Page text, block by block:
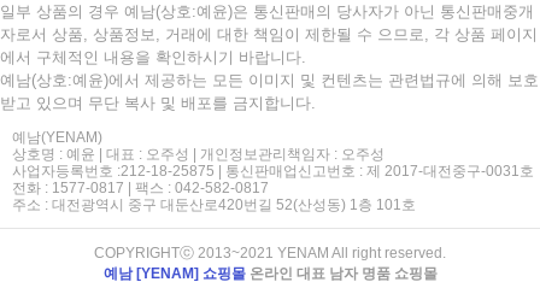
일부 상품의 경우 예남(상호:예윤)은 통신판매의 당사자가 아닌 통신판매중개
자로서 상품, 상품정보, 거래에 대한 책임이 제한될 수 으므로, 각 상품 페이지
에서 구체적인 내용을 확인하시기 바랍니다.
예남(상호:예윤)에서 제공하는 모든 이미지 및 컨텐츠는 관련법규에 의해 보호
받고 있으며 무단 복사 및 배포를 금지합니다.
예남(YENAM)
상호명 : 예윤 | 대표 : 오주성 | 개인정보관리책임자 : 오주성
사업자등록번호 :212-18-25875 | 통신판매업신고번호 : 제 2017-대전중구-0031호
전화 : 1577-0817 | 팩스 : 042-582-0817
주소 : 대전광역시 중구 대둔산로420번길 52(산성동) 1층 101호
COPYRIGHTⓒ 2013~2021 YENAM All right reserved.
예남 [YENAM] 쇼핑몰온라인 대표 남자 명품 쇼핑몰